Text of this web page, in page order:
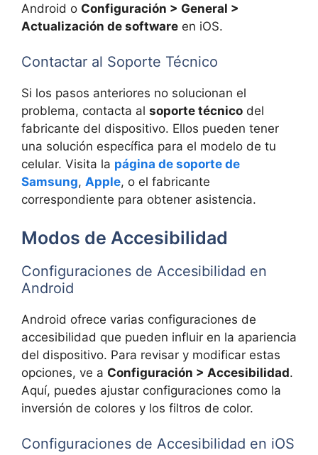
Android o Configuración > General >
Actualización de software en iOS.
Contactar al Soporte Técnico
Si los pasos anteriores no solucionan el
problema, contacta al soporte técnico del
fabricante del dispositivo. Ellos pueden tener
una solución específica para el modelo de tu
celular. Visita la página de soporte de
Samsung, Apple, o el fabricante
correspondiente para obtener asistencia.
Modos de Accesibilidad
Configuraciones de Accesibilidad en
Android
Android ofrece varias configuraciones de
accesibilidad que pueden influir en la apariencia
del dispositivo. Para revisar y modificar estas
opciones, ve a Configuración > Accesibilidad.
Aquí, puedes ajustar configuraciones como la
inversión de colores y los filtros de color.
Configuraciones de Accesibilidad en iOS